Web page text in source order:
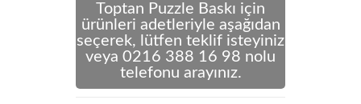
Toptan Puzzle Baskı için
ürünleri adetleriyle aşağıdan
seçerek, lütfen teklif isteyiniz
veya 0216 388 16 98 nolu
telefonu arayınız.